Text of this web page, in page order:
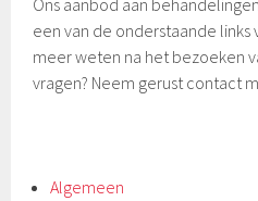
Ons aanbod aan
een van de onderstaande
meer weten na het bezoeken
vragen? Neem gerust contact
Algemeen